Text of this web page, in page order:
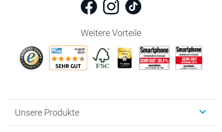
Weitere Vorteile
Unsere Produkte